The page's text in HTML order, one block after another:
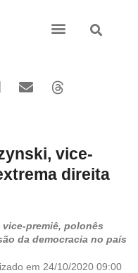
vice-
direita
premiê, polonês
da democracia no país
em 24/10/2020 09:00